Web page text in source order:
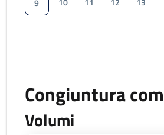
9
Congiuntura
Volumi